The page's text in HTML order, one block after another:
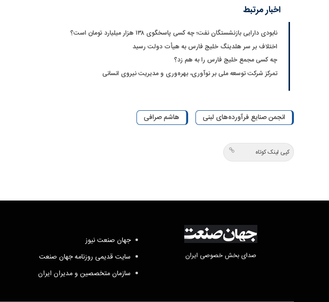
اخبار مرتبط
نابودی دارایی بازنشستگان نفت؛ چه کسی پاسخگوی ۱۳۸ هزار میلیارد تومان است؟
اختلاف بر سر هلدینگ خلیج فارس به هیأت دولت رسید
چه کسی مجمع خلیج فارس را به هم زد؟
تمرکز شرکت توسعه ملی بر نوآوری، بهره‌وری و مدیریت نیروی انسانی
انجمن صنایع فرآورده‌های لبنی هاشم صرافی
کپی لینک کوتاه
صدای بخش خصوصی ایران
جهان صنعت نیوز
سایت قدیمی روزنامه جهان صنعت
سازمان متخصصین و مدیران ایران